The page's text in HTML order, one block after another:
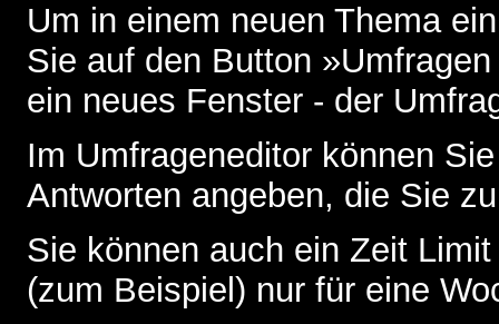
Um in einem neuen Thema
Sie auf den Button
ein neues Fenster - der
Im Umfrageneditor können
Antworten angeben, die Sie
Sie können auch ein Zeit
(zum Beispiel) nur für eine